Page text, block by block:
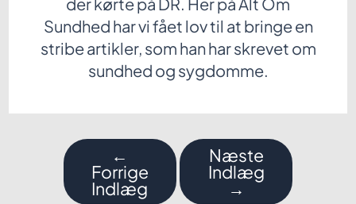
Sundhed har vi fået lov til at bringe en
stribe artikler, som han har skrevet om
sundhed og sygdomme.
Indlægsnavigation
←
Forrige
Indlæg
Næste
Indlæg
→